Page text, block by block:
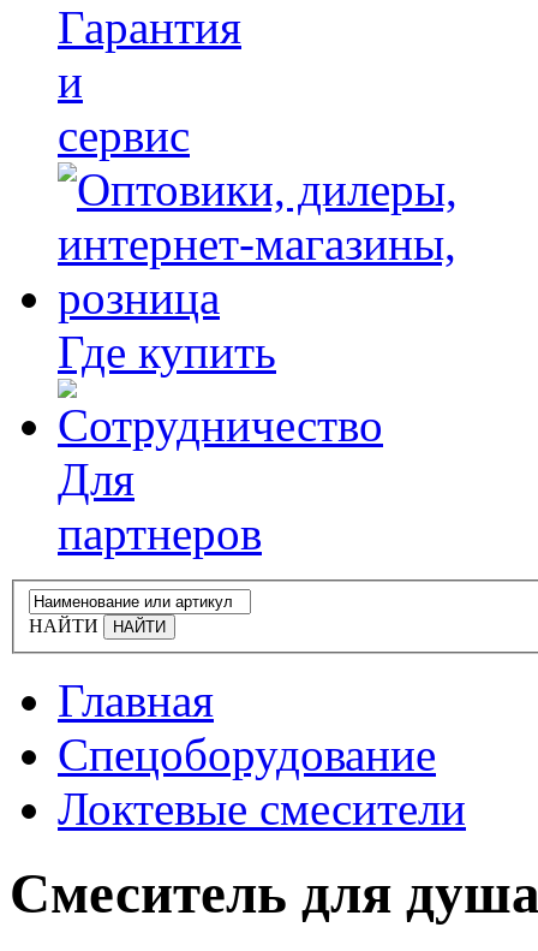
Гарантия
и
сервис
Где купить
Для
партнеров
НАЙТИ
Главная
Спецоборудование
Локтевые смесители
Смеситель для